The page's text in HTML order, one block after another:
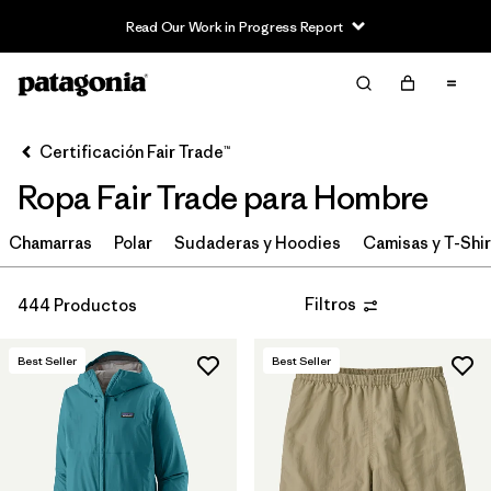
Read Our Work in Progress Report
Filter & Sort Limpiar Todos
Ordenar Por
Filtrar por
Category
Filtrar por
Price
Filtrar por
Fit
Filtrar por
Color
Filtrar por
Features & Processes
Certificación Fair Trade™
Ropa Fair Trade para Hombre
Chamarras Polar Sudaderas y Hoodies Camisas y T-
444 Productos Filtros
Best Seller Best Seller